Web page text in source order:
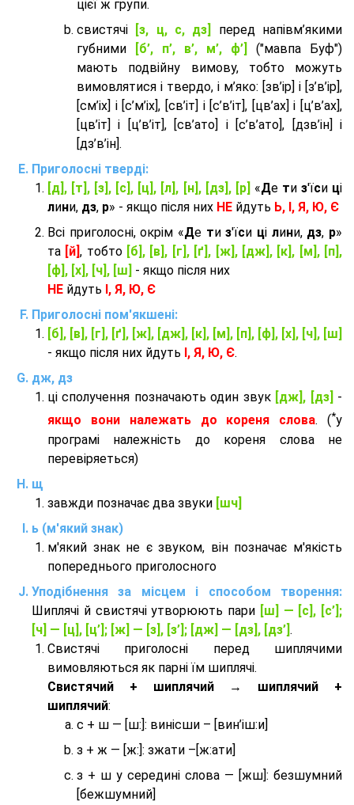
цієї ж групи.
cвистячі
[з, ц, с, дз]
перед напівм’якими
губними
[б’, п’, в’, м’, ф’]
("мавпа Буф")
мають подвійну вимову, тобто можуть
вимовлятися і твердо, і м’яко: [зв’ір] і [з’в’ір],
[см’іх] і [с’м’іх], [св’іт] і [с’в’іт], [цв’ах] і [ц’в’ах],
[цв’іт] і [ц’в’іт], [св’ато] і [с’в’ато], [дзв’iн] і
[дз’в’iн].
Приголосні тверді:
[д], [т], [з], [с], [ц], [л], [н], [дз], [р] «Де ти з'їси ці
лини, дз, р» - якщо після них НЕ йдуть Ь, І, Я, Ю, Є
Всі приголосні, окрім «Де тиз'їси ці лини, дз, р»
та [й], тобто [б], [в], [г], [ґ], [ж], [дж], [к], [м], [п],
[ф], [х], [ч], [ш] - якщо після них
НЕ йдуть І, Я, Ю, Є
Приголосні пом'якшені:
[б], [в], [г], [ґ], [ж], [дж], [к], [м], [п], [ф], [х], [ч], [ш]
- якщо після них йдуть І, Я, Ю, Є.
дж, дз
ці сполучення позначають один звук [дж], [дз] -
якщо вони належать до кореня слова. (*у
програмі належність до кореня слова не
перевіряеться)
щ
завжди позначає два звуки [шч]
ь (м'який знак)
м'який знак не є звуком, він позначає м'якість
попереднього приголосного
Уподібнення за місцем і способом творення:
Шиплячі й свистячі утворюють пари [ш] — [c], [с’];
[ч] — [ц], [ц’]; [ж] — [з], [з’]; [дж] — [дз], [дз’] .
Свистячі приголосні перед шиплячими
вимовляються як парні їм шиплячі.
Cвистячий + шиплячий → шиплячий +
шиплячий:
с + ш — [ш:]: винісши – [вин’іш:и]
з + ж — [ж:]: зжати –[ж:ати]
з + ш у середині слова — [жш]: безшумний
[бежшумний]